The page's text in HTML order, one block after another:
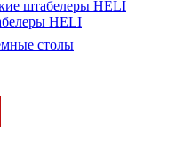
штабелеры HELI
HELI
столы